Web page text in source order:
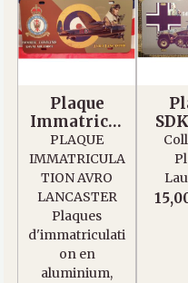
Plaque
Immatricul
ation Avro
Lancaster
PLAQUE
IMMATRICULA
TION AVRO
LANCASTER
Plaques
d'immatriculati
on en
aluminium,